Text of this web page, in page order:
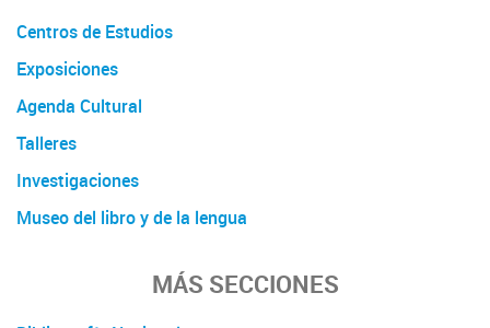
Centros de Estudios
Exposiciones
Agenda Cultural
Talleres
Investigaciones
Museo del libro y de la lengua
MÁS SECCIONES